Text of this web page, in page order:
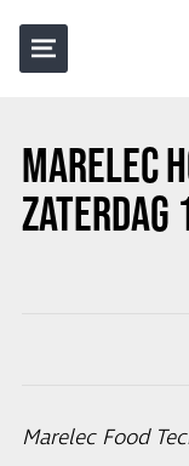
MARELEC
ZATERDAG
TERUG NAAR
Marelec Food